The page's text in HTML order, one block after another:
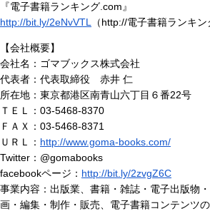
『電子書籍ランキング.com』
http://bit.ly/2eNvVTL
（http://電子書籍ランキン
【会社概要】
会社名：ゴマブックス株式会社
代表者：代表取締役 赤井 仁
所在地：東京都港区南青山六丁目６番22号
ＴＥＬ：03-5468-8370
ＦＡＸ：03-5468-8371
ＵＲＬ： http://www.goma-books.com/
Twitter：@gomabooks
facebookページ： http://bit.ly/2zvgZ6C
事業内容：出版業、書籍・雑誌・電子出版物
画・編集・制作・販売、電子書籍コンテンツ